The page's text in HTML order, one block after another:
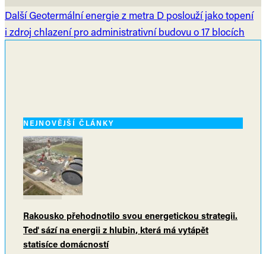
DalšíGeotermální energie z metra D poslouží jako topení
i zdroj chlazení pro administrativní budovu o 17 blocích
NEJNOVĚJŠÍ ČLÁNKY
Rakousko přehodnotilo svou energetickou strategii.
Teď sází na energii z hlubin, která má vytápět
statisíce domácností